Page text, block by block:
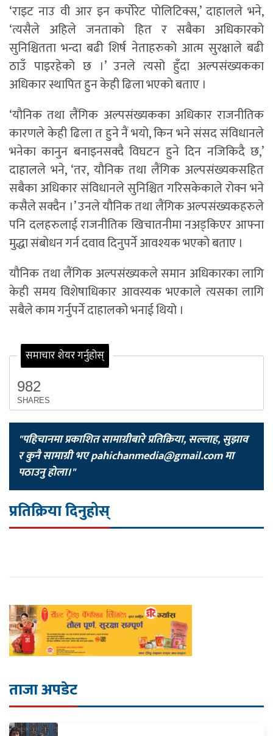
‘राइट नाउ वी आर इन कर्पोरेट पोलिटिक्स,’ दाहालले भने,
‘त्यसैले अहिले जनताको हित र सबैका अधिकारको
सुनिश्चितता भन्दा बढी शिर्ष नेताहरुको आत्म सुरक्षाले बढी
ठाउँ पाइरहेको छ ।’ उनले त्यसो हुँदा अल्पसंख्यकका
अधिकार स्थापित हुन केही ढिला भएको बताए ।
‘यौनिक तथा लैंगिक अल्पसंख्यकका अधिकार राजनीतिक
कारणले केही ढिला त हुने नैं भयो, किन भने संसद संविधानले
भनेका कानुन बनाइनसक्दै विघटन हुने दिन नजिकिदै छ,’
दाहालले भने, ‘तर, यौनिक तथा लैंगिक अल्पसंख्यकसहित
सबैका अधिकार संविधानले सुनिश्चित गरिसकेकाले रोक्न भने
कसैले सक्दैन ।’ उनले यौनिक तथा लैंगिक अल्पसंख्यकहरुले
पनि दलहरुलाई राजनीतिक खिचातनीमा नअड्किएर आफ्ना
मुद्धा संबोधन गर्न दवाव दिनुपर्ने आवश्यक भएको बताए ।
यौनिक तथा लैंगिक अल्पसंख्यकले समान अधिकारका लागि
केही समय विशेषाधिकार आवस्यक भएकाले त्यसका लागि
सबैले काम गर्नुपर्ने दाहालको भनाई थियो ।
समाचार शेयर गर्नुहोस्
982
SHARES
"पहिचानमा प्रकाशित सामाग्रीबारे प्रतिक्रिया, सल्लाह, सुझाव
र कुनै सामाग्री भएpahichanmedia@gmail.comमा
पठाउनु होला।"
प्रतिक्रिया दिनुहोस्
ताजा अपडेट